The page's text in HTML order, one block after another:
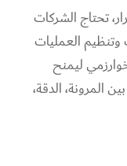
تحتاج الشركات
العمليات
ليمنح
المرونة، الدقة،